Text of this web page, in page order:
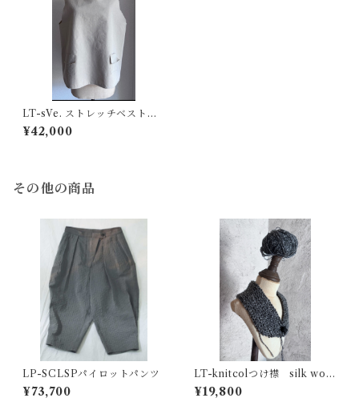
LT-sVe. ストレッチベスト・
サンドベージュ I様御予約分
(相殺価格）
¥42,000
その他の商品
LP-SCLSPパイロットパンツ
¥73,700
LT-knitcolつけ襟 silk wool
glaymix
¥19,800